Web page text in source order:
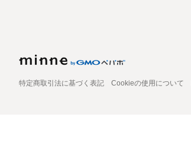
特定商取引法に基づく表記 Cookieの使用について